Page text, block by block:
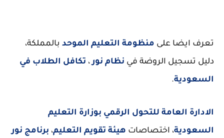
تعرف ايضا على منظومة التعليم الموحد بالمملكة،
دليل تسجيل الروضة في نظام نور، تكافل الطلاب في
السعودية.
الادارة العامة للتحول الرقمي بوزارة التعليم
السعودية، اختصاصات هيئة تقويم التعليم، برنامج نور